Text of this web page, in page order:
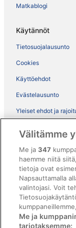
Matkablogi
Käytännöt
Tietosuojalausunto
Cookies
Käyttöehdot
Evästelausunto
Yleiset ehdot ja
ebookers BONUS+
Oikeudelliset tiedot /
Sisältövaatimukset
Tuki
Välitämme
Me ja347
haemme niitä
tietoja ovat
Napsauttamalla
valintojasi. Voit
Me ja
tarjotaksemme: